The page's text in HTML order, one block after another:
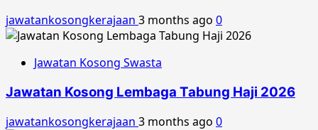
jawatankosongkerajaan 3 months ago 0
Jawatan Kosong Swasta
Jawatan Kosong Lembaga Tabung Haji 2026
jawatankosongkerajaan 3 months ago 0